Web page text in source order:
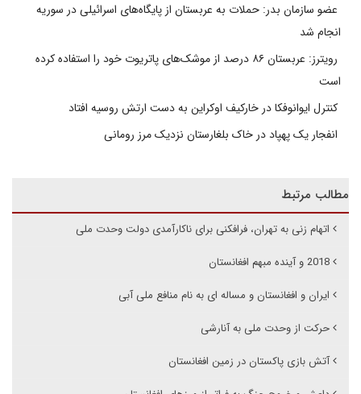
عضو سازمان بدر: حملات به عربستان از پایگاه‌های اسرائیلی در سوریه
انجام شد
رویترز: عربستان ۸۶ درصد از موشک‌های پاتریوت خود را استفاده کرده
است
کنترل ایوانوفکا در خارکیف اوکراین به دست ارتش روسیه افتاد
انفجار یک پهپاد در خاک بلغارستان نزدیک مرز رومانی
مطالب مرتبط
اتهام زنی به تهران، فرافکنی برای ناکارآمدی دولت وحدت ملی
2018 و آینده مبهم افغانستان
ایران و افغانستان و مساله ای به نام منافع ملی آبی
حرکت از وحدت ملی به آنارشی
آتش بازی پاکستان در زمین افغانستان